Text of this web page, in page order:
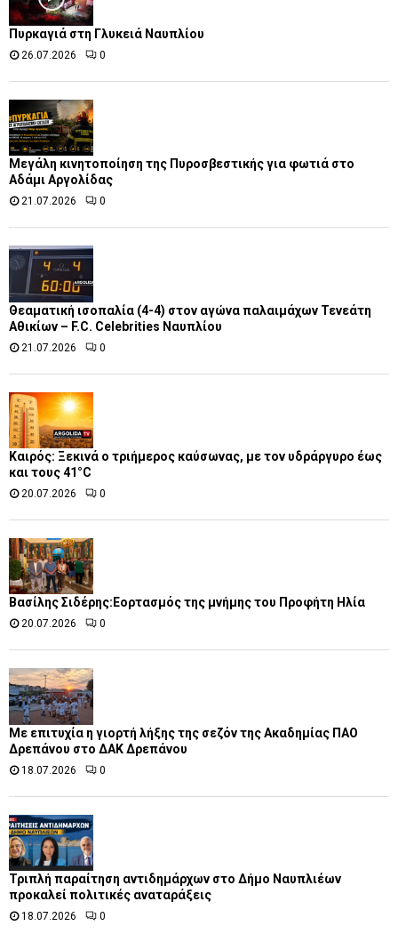
Πυρκαγιά στη Γλυκειά Ναυπλίου
26.07.2026 0
Μεγάλη κινητοποίηση της Πυροσβεστικής για φωτιά στο
Αδάμι Αργολίδας
21.07.2026 0
Θεαματική ισοπαλία (4-4) στον αγώνα παλαιμάχων Τενεάτη
Αθικίων – F.C. Celebrities Ναυπλίου
21.07.2026 0
Καιρός: Ξεκινά ο τριήμερος καύσωνας, με τον υδράργυρο έως
και τους 41°C
20.07.2026 0
Βασίλης Σιδέρης:Εορτασμός της μνήμης του Προφήτη Ηλία
20.07.2026 0
Με επιτυχία η γιορτή λήξης της σεζόν της Ακαδημίας ΠΑΟ
Δρεπάνου στο ΔΑΚ Δρεπάνου
18.07.2026 0
Τριπλή παραίτηση αντιδημάρχων στο Δήμο Ναυπλιέων
προκαλεί πολιτικές αναταράξεις
18.07.2026 0